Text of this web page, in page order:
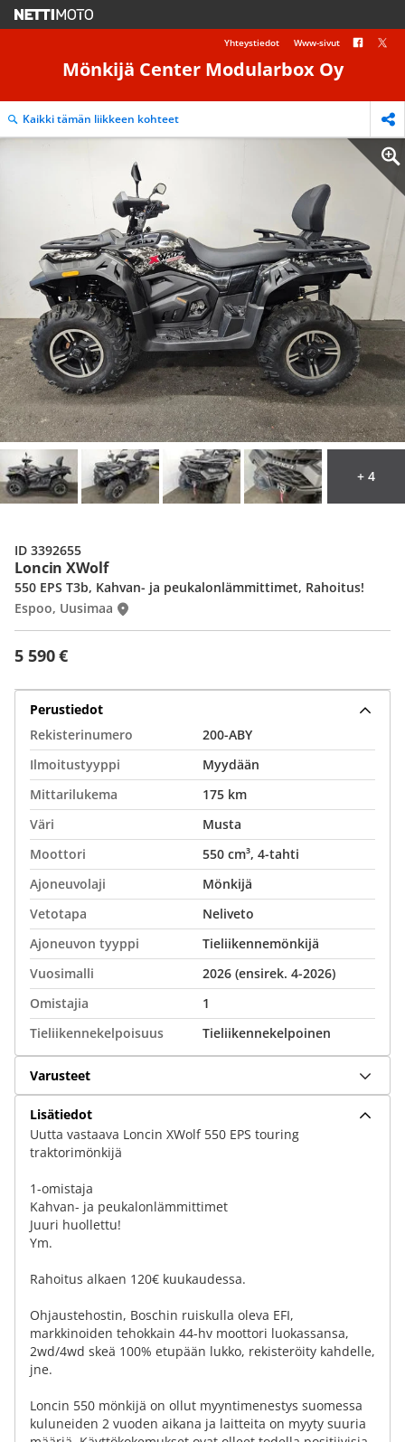
Mönkijä Center Modularbox Oy
Yhteystiedot Www-sivut
Kaikki tämän liikkeen kohteet
Loncin XWolf
5 590 €
550 EPS T3b, Kahvan- ja peukalonlämmittimet, Rahoitus!
Espoo, Uusimaa
ID 3392655
+ 4
Perustiedot
Rekisterinumero
200-ABY
Ilmoitustyyppi
Myydään
Mittarilukema
175 km
Väri
Musta
Moottori
550 cm³, 4-tahti
Ajoneuvolaji
Mönkijä
Vetotapa
Neliveto
Ajoneuvon tyyppi
Tieliikennemönkijä
Vuosimalli
2026 (ensirek. 4-2026)
Omistajia
1
Tieliikennekelpoisuus
Tieliikennekelpoinen
Varusteet
Lisätiedot
Uutta vastaava Loncin XWolf 550 EPS touring
traktorimönkijä
1-omistaja
Kahvan- ja peukalonlämmittimet
Juuri huollettu!
Ym.
Rahoitus alkaen 120€ kuukaudessa.
Ohjaustehostin, Boschin ruiskulla oleva EFI,
markkinoiden tehokkain 44-hv moottori luokassansa,
2wd/4wd skeä 100% etupään lukko, rekisteröity kahdelle,
jne.
Loncin 550 mönkijä on ollut myyntimenestys suomessa
kuluneiden 2 vuoden aikana ja laitteita on myyty suuria